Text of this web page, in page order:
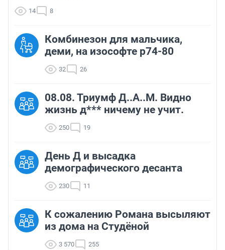
14 8
Комбинезон для мальчика,
деми, на изософте р74-80
32 26
08.08. Триумф Д..А..М. Видно
жизнь д*** ничему не учит.
250 19
День Д и высадка
демографического десанта
230 11
К сожалению Романа высыляют
из дома на Студёной
3 570 255